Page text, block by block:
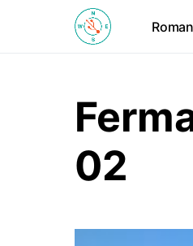
02